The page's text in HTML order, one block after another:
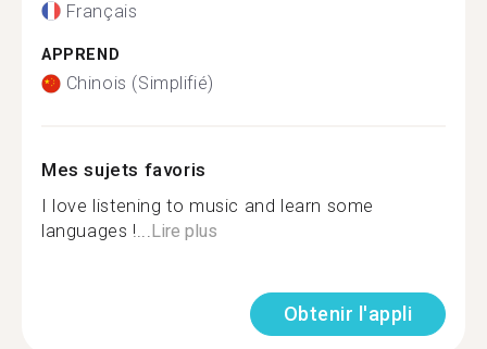
Français
APPREND
Chinois (Simplifié)
Mes sujets favoris
I love listening to music and learn some
languages !...Lire plus
Obtenir l'appli